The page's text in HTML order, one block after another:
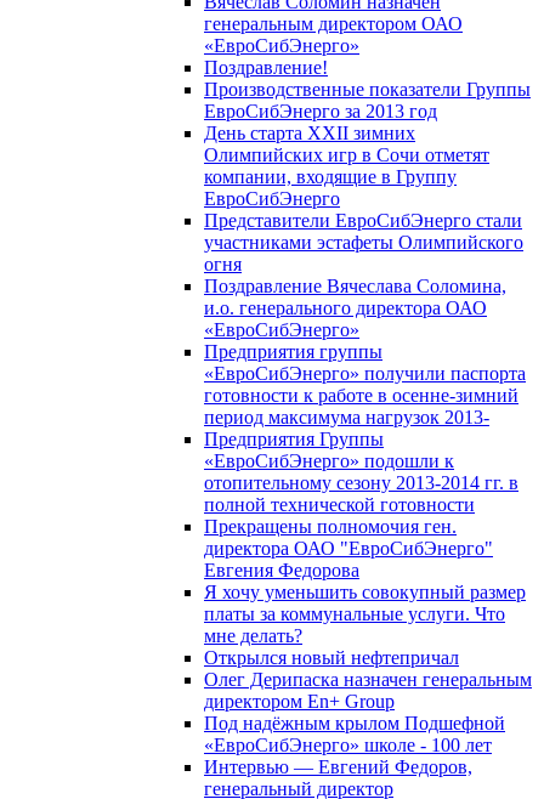
генеральным директором ОАО
«ЕвроСибЭнерго»
Поздравление!
Производственные показатели Группы
ЕвроСибЭнерго за 2013 год
День старта XXII зимних
Олимпийских игр в Сочи отметят
компании, входящие в Группу
ЕвроСибЭнерго
Представители ЕвроСибЭнерго стали
участниками эстафеты Олимпийского
огня
Поздравление Вячеслава Соломина,
и.о. генерального директора ОАО
«ЕвроСибЭнерго»
Предприятия группы
«ЕвроСибЭнерго» получили паспорта
готовности к работе в осенне-зимний
период максимума нагрузок 2013-
Предприятия Группы
«ЕвроСибЭнерго» подошли к
отопительному сезону 2013-2014 гг. в
полной технической готовности
Прекращены полномочия ген.
директора ОАО "ЕвроСибЭнерго"
Евгения Федорова
Я хочу уменьшить совокупный размер
платы за коммунальные услуги. Что
мне делать?
Открылся новый нефтепричал
Олег Дерипаска назначен генеральным
директором En+ Group
Под надёжным крылом Подшефной
«ЕвроСибЭнерго» школе - 100 лет
Интервью — Евгений Федоров,
генеральный директор